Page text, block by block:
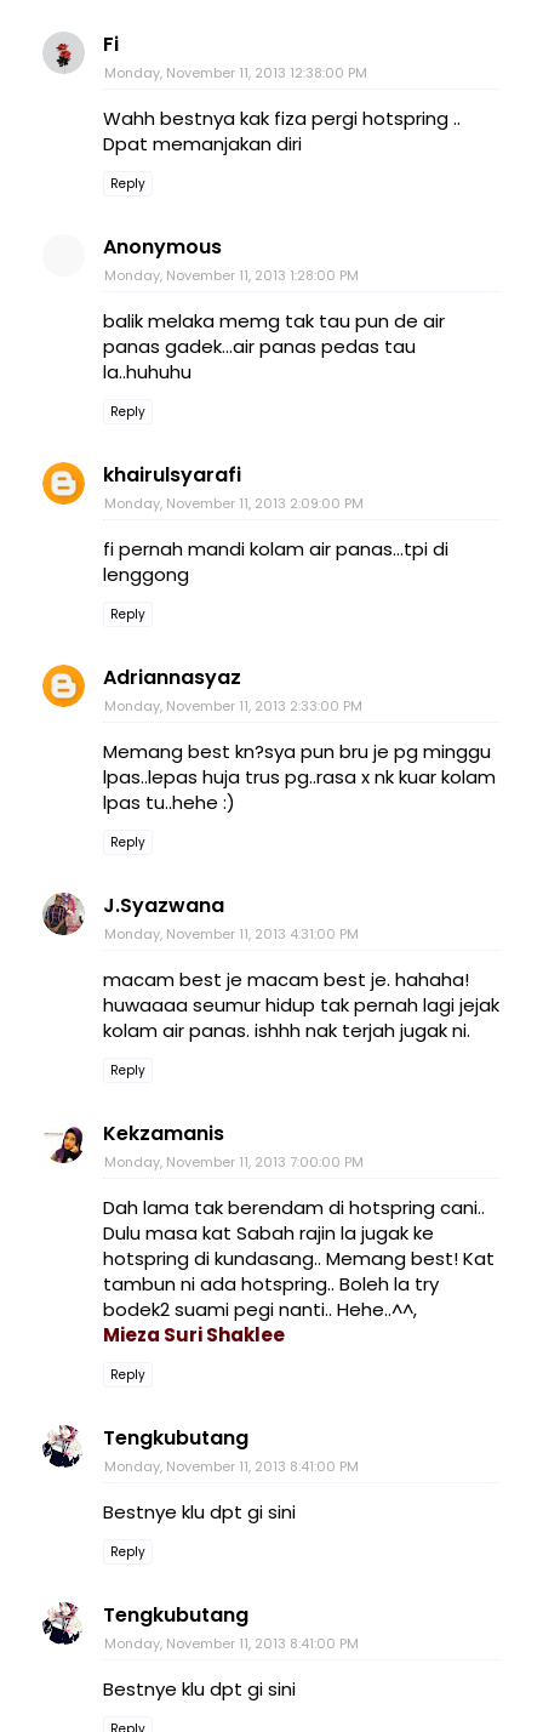
Fi
Monday, November 11, 2013 12:38:00 PM
Wahh bestnya kak fiza pergi hotspring ..
Dpat memanjakan diri
Reply
Anonymous
Monday, November 11, 2013 1:28:00 PM
balik melaka memg tak tau pun de air
panas gadek...air panas pedas tau
la..huhuhu
Reply
khairulsyarafi
Monday, November 11, 2013 2:09:00 PM
fi pernah mandi kolam air panas...tpi di
lenggong
Reply
Adriannasyaz
Monday, November 11, 2013 2:33:00 PM
Memang best kn?sya pun bru je pg minggu
lpas..lepas huja trus pg..rasa x nk kuar kolam
lpas tu..hehe :)
Reply
J.Syazwana
Monday, November 11, 2013 4:31:00 PM
macam best je macam best je. hahaha!
huwaaaa seumur hidup tak pernah lagi jejak
kolam air panas. ishhh nak terjah jugak ni.
Reply
Kekzamanis
Monday, November 11, 2013 7:00:00 PM
Dah lama tak berendam di hotspring cani..
Dulu masa kat Sabah rajin la jugak ke
hotspring di kundasang.. Memang best! Kat
tambun ni ada hotspring.. Boleh la try
bodek2 suami pegi nanti.. Hehe..^^,
Mieza Suri Shaklee
Reply
Tengkubutang
Monday, November 11, 2013 8:41:00 PM
Bestnye klu dpt gi sini
Reply
Tengkubutang
Monday, November 11, 2013 8:41:00 PM
Bestnye klu dpt gi sini